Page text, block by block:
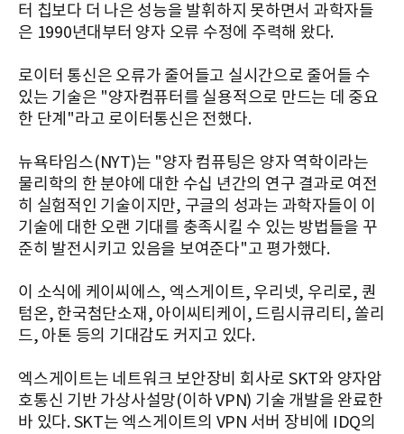
터 칩보다 더 나은 성능을 발휘하지 못하면서 과학자들
은 1990년대부터 양자 오류 수정에 주력해 왔다.
로이터 통신은 오류가 줄어들고 실시간으로 줄어들 수
있는 기술은 "양자컴퓨터를 실용적으로 만드는 데 중요
한 단계"라고 로이터통신은 전했다.
뉴욕타임스(NYT)는 "양자 컴퓨팅은 양자 역학이라는
물리학의 한 분야에 대한 수십 년간의 연구 결과로 여전
히 실험적인 기술이지만, 구글의 성과는 과학자들이 이
기술에 대한 오랜 기대를 충족시킬 수 있는 방법들을 꾸
준히 발전시키고 있음을 보여준다"고 평가했다.
이 소식에 케이씨에스, 엑스게이트, 우리넷, 우리로, 퀀
텀온, 한국첨단소재, 아이씨티케이, 드림시큐리티, 쏠리
드, 아톤 등의 기대감도 커지고 있다.
엑스게이트는 네트워크 보안장비 회사로 SKT와 양자암
호통신 기반 가상사설망(이하 VPN) 기술 개발을 완료한
바 있다. SKT는 엑스게이트의 VPN 서버 장비에 IDQ의